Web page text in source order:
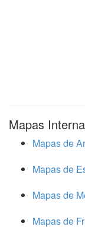
Mapas
Mapas de
Mapas de
Mapas de
Mapas de